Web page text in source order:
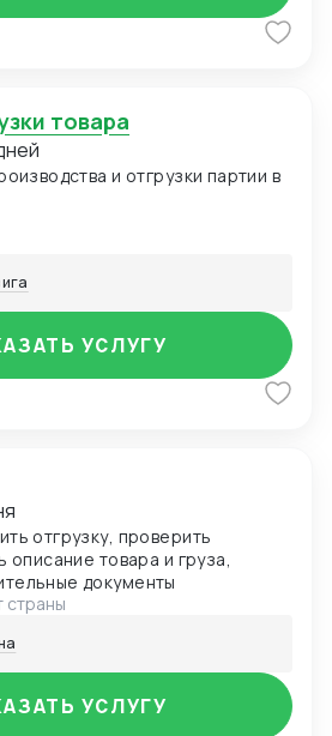
товара
и отгрузки партии в
УСЛУГУ
отгрузку, проверить
описание товара и груза,
документы
страны
УСЛУГУ